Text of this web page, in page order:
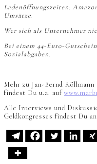
Ladenöffnungszeiten:
Umsätze.
Wer sich als Unternehmer
Bei einem 44-Euro-
Sozialabgaben.
Mehr zu Jan-Bernd
findest Du u.a. auf
Alle Interviews und
Geldkongresses findest Du